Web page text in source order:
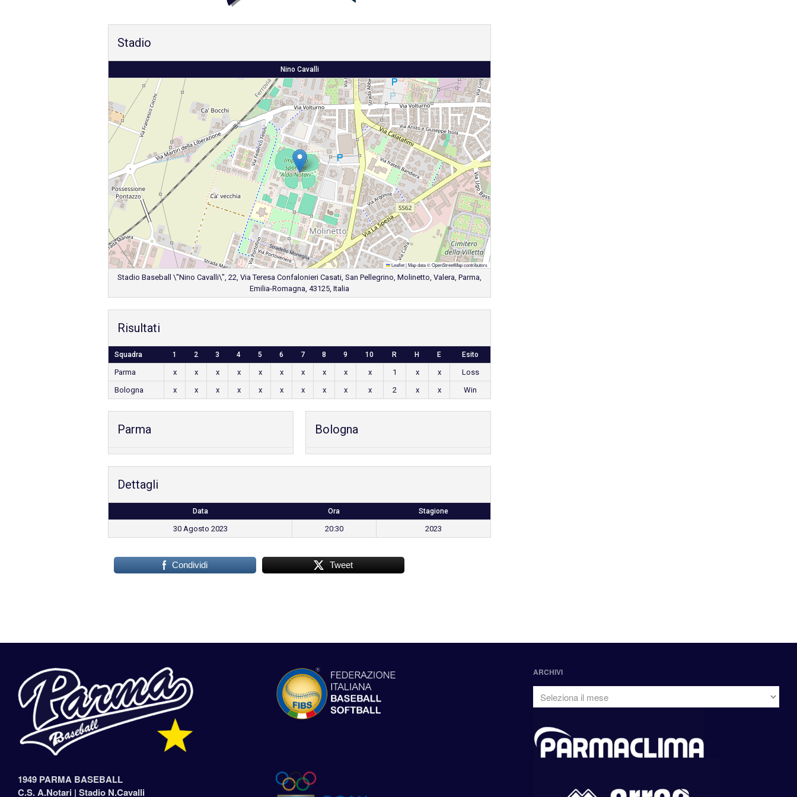
Stadio
Nino Cavalli
Leaflet|Map data ©OpenStreetMapcontributors
Stadio Baseball \"Nino Cavalli\", 22, Via Teresa Confalonieri Casati, San Pellegrino, Molinetto, Valera, Parma,
Emilia-Romagna, 43125, Italia
Risultati
Squadra 1 2 3 4 5 6 7 8 9 10 R H E Esito
Parma x x x x x x x x x x 1 x x
Loss
Bologna
x x x x x x x x x x 2 x x Win
Parma Bologna
Dettagli
Data Ora Stagione
30 Agosto 2023 20:30 2023
Condividi Tweet
1949 PARMA BASEBALL
C.S. A.Notari | Stadio N.Cavalli
ARCHIVI